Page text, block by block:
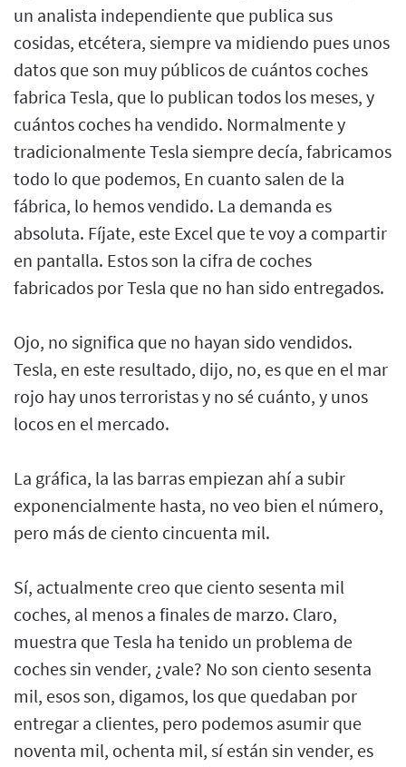
un analista independiente que publica sus
cosidas, etcétera, siempre va midiendo pues unos
datos que son muy públicos de cuántos coches
fabrica Tesla, que lo publican todos los meses, y
cuántos coches ha vendido. Normalmente y
tradicionalmente Tesla siempre decía, fabricamos
todo lo que podemos, En cuanto salen de la
fábrica, lo hemos vendido. La demanda es
absoluta. Fíjate, este Excel que te voy a compartir
en pantalla. Estos son la cifra de coches
fabricados por Tesla que no han sido entregados.
Ojo, no significa que no hayan sido vendidos.
Tesla, en este resultado, dijo, no, es que en el mar
rojo hay unos terroristas y no sé cuánto, y unos
locos en el mercado.
La gráfica, la las barras empiezan ahí a subir
exponencialmente hasta, no veo bien el número,
pero más de ciento cincuenta mil.
Sí, actualmente creo que ciento sesenta mil
coches, al menos a finales de marzo. Claro,
muestra que Tesla ha tenido un problema de
coches sin vender, ¿vale? No son ciento sesenta
mil, esos son, digamos, los que quedaban por
entregar a clientes, pero podemos asumir que
noventa mil, ochenta mil, sí están sin vender, es